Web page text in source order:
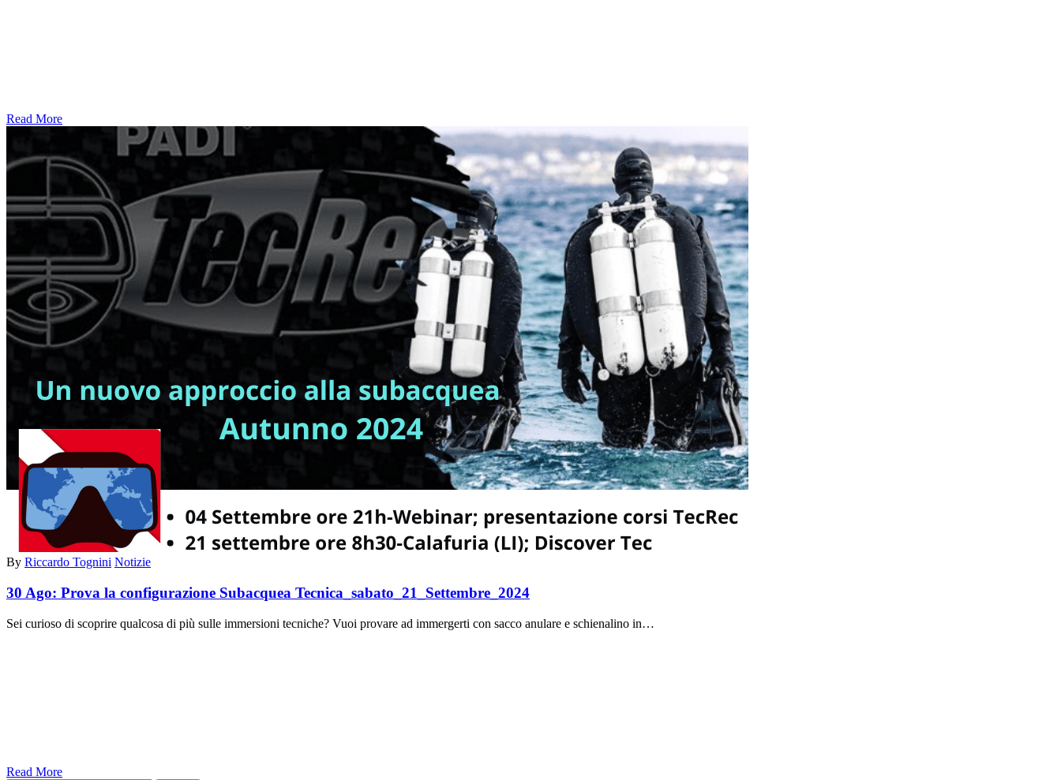
Read More
By Riccardo Tognini Notizie
30 Ago: Prova la configurazione Subacquea Tecnica_sabato_21_Settembre_2024
Sei curioso di scoprire qualcosa di più sulle immersioni tecniche? Vuoi provare ad immergerti con sacco anulare e schienalino in…
Read More